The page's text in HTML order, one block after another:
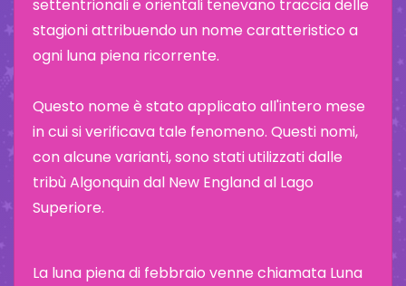
settentrionali e orientali tenevano traccia delle
stagioni attribuendo un nome caratteristico a
ogni luna piena ricorrente.
Questo nome è stato applicato all'intero mese
in cui si verificava tale fenomeno. Questi nomi,
con alcune varianti, sono stati utilizzati dalle
tribù Algonquin dal New England al Lago
Superiore.
La luna piena di febbraio venne chiamata Luna